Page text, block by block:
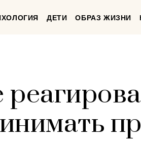
ДЕТИ ОБРАЗ ЖИЗНИ